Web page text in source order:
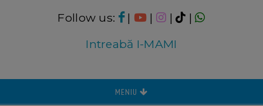
Follow us: | | |
|
Intreabă I-MAMI
MENIU